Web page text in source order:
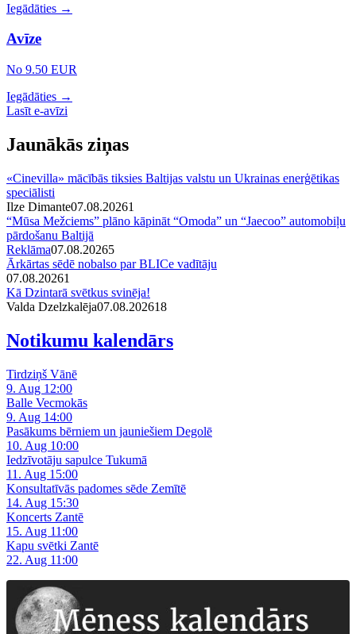
Iegādāties →
Avīze
No 9.50 EUR
Iegādāties →
Lasīt e-avīzi
Jaunākās ziņas
«Cinevilla» mācībās tiksies Baltijas valstu un Ukrainas enerģētikas
speciālisti
Ilze Dimante07.08.20261
“Mūsa Mežciems” plāno kāpināt “Omoda” un “Jaecoo” automobiļu
pārdošanu Baltijā
Reklāma07.08.20265
Ārkārtas sēdē nobalso par BLICe vadītāju
07.08.20261
Kā Dzintarā svētkus svinēja!
Valda Dzelzkalēja07.08.202618
Notikumu kalendārs
Tirdziņš Vānē
9. Aug 12:00
Balle Vecmokās
9. Aug 14:00
Pasākums bērniem un jauniešiem Degolē
10. Aug 10:00
Iedzīvotāju sapulce Tukumā
11. Aug 15:00
Konsultatīvās padomes sēde Zemītē
14. Aug 15:30
Koncerts Zantē
15. Aug 11:00
Kapu svētki Zantē
22. Aug 11:00